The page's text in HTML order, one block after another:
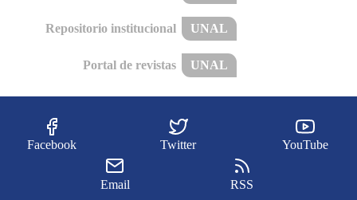
Repositorio institucional UNAL
Portal de revistas UNAL
Facebook Twitter YouTube
Email RSS